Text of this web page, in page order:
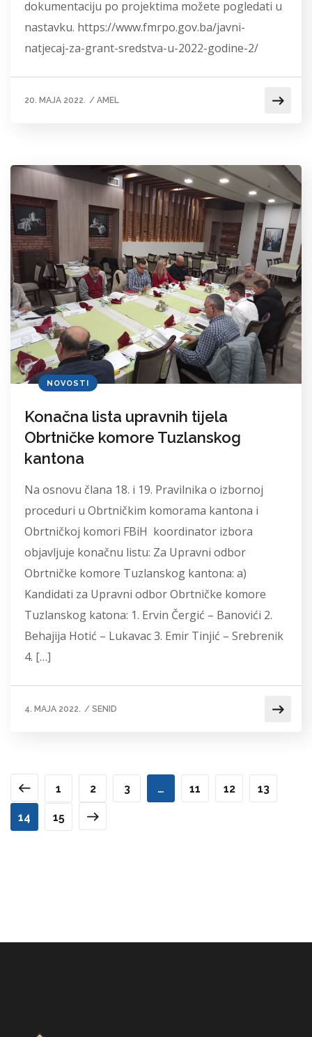
dokumentaciju po projektima možete pogledati u
nastavku. https://www.fmrpo.gov.ba/javni-
natjecaj-za-grant-sredstva-u-2022-godine-2/
20. MAJA 2022. / AMEL
NOVOSTI
Konačna lista upravnih tijela
Obrtničke komore Tuzlanskog
kantona
Na osnovu člana 18. i 19. Pravilnika o izbornoj
proceduri u Obrtničkim komorama kantona i
Obrtničkoj komori FBiH koordinator izbora
objavljuje konačnu listu: Za Upravni odbor
Obrtničke komore Tuzlanskog kantona: a)
Kandidati za Upravni odbor Obrtničke komore
Tuzlanskog katona: 1. Ervin Čergić – Banovići 2.
Behajija Hotić – Lukavac 3. Emir Tinjić – Srebrenik
4. […]
4. MAJA 2022. / SENID
1 2 3 … 11 12 13
14 15